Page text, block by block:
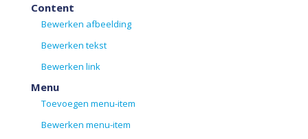
Content
Bewerken afbeelding
Bewerken tekst
Bewerken link
Menu
Toevoegen menu-item
Bewerken menu-item